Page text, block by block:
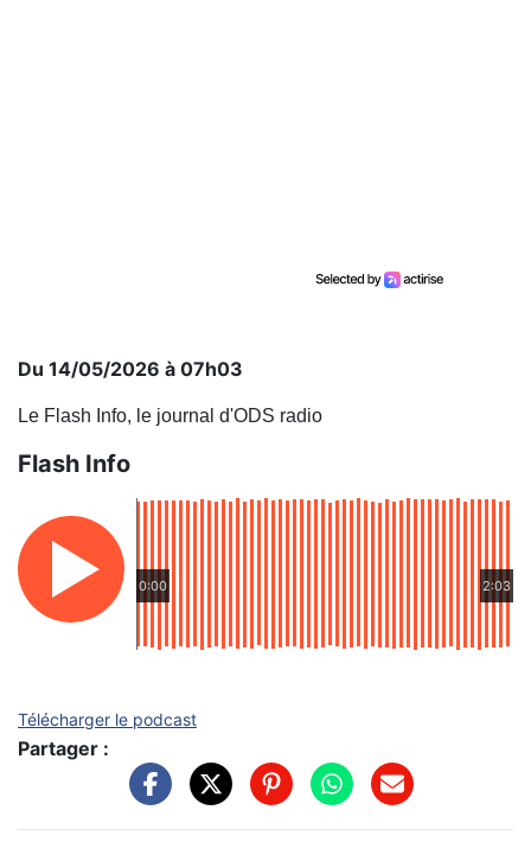
Du 14/05/2026 à 07h03
Le Flash Info, le journal d'ODS radio
Flash Info
0:00 2:03
Télécharger le podcast
Partager :